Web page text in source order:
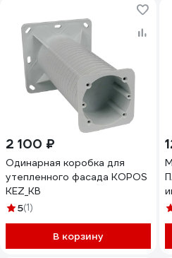
2 100 ₽
Одинарная коробка для
утепленного фасада KOPOS
KEZ_KB
5(1)
В корзину